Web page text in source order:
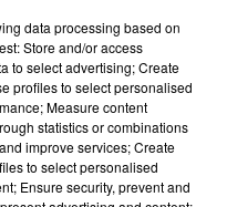
data processing based on
Store and/or access
to select advertising; Create
profiles to select personalised
Measure content
statistics or combinations
improve services; Create
to select personalised
Ensure security, prevent and